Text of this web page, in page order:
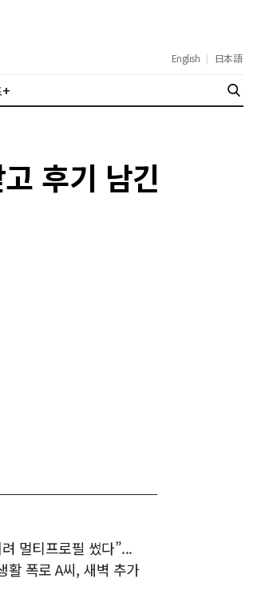
English | 日本語
후기 남긴
멀티프로필 썼다”...
활 폭로 A씨, 새벽 추가